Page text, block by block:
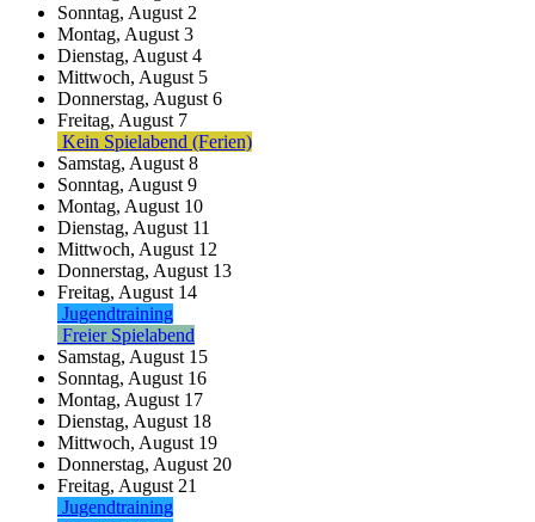
Sonntag, August 2
Montag, August 3
Dienstag, August 4
Mittwoch, August 5
Donnerstag, August 6
Freitag, August 7
Kein Spielabend (Ferien)
Samstag, August 8
Sonntag, August 9
Montag, August 10
Dienstag, August 11
Mittwoch, August 12
Donnerstag, August 13
Freitag, August 14
Jugendtraining
Freier Spielabend
Samstag, August 15
Sonntag, August 16
Montag, August 17
Dienstag, August 18
Mittwoch, August 19
Donnerstag, August 20
Freitag, August 21
Jugendtraining